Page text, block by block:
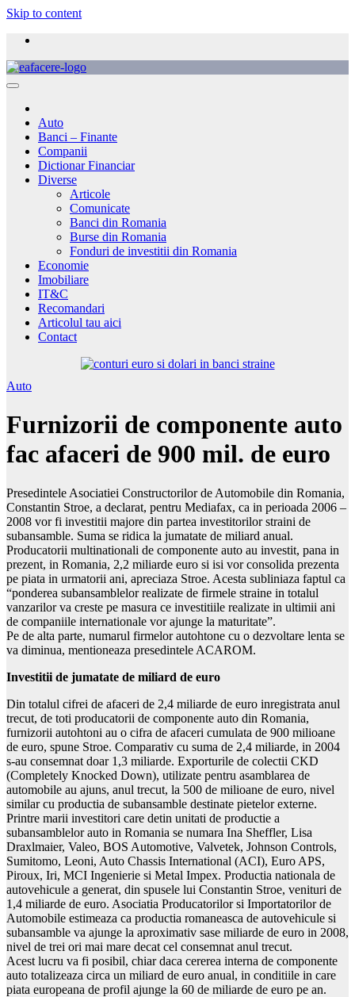
Skip to content
Auto
Banci – Finante
Companii
Dictionar Financiar
Diverse
Articole
Comunicate
Banci din Romania
Burse din Romania
Fonduri de investitii din Romania
Economie
Imobiliare
IT&C
Recomandari
Articolul tau aici
Contact
Auto
Furnizorii de componente auto
fac afaceri de 900 mil. de euro
Presedintele Asociatiei Constructorilor de Automobile din Romania,
Constantin Stroe, a declarat, pentru Mediafax, ca in perioada 2006 –
2008 vor fi investitii majore din partea investitorilor straini de
subansamble. Suma se ridica la jumatate de miliard anual.
Producatorii multinationali de componente auto au investit, pana in
prezent, in Romania, 2,2 miliarde euro si isi vor consolida prezenta
pe piata in urmatorii ani, apreciaza Stroe. Acesta subliniaza faptul ca
“ponderea subansamblelor realizate de firmele straine in totalul
vanzarilor va creste pe masura ce investitiile realizate in ultimii ani
de companiile internationale vor ajunge la maturitate”.
Pe de alta parte, numarul firmelor autohtone cu o dezvoltare lenta se
va diminua, mentioneaza presedintele ACAROM.
Investitii de jumatate de miliard de euro
Din totalul cifrei de afaceri de 2,4 miliarde de euro inregistrata anul
trecut, de toti producatorii de componente auto din Romania,
furnizorii autohtoni au o cifra de afaceri cumulata de 900 milioane
de euro, spune Stroe. Comparativ cu suma de 2,4 miliarde, in 2004
s-au consemnat doar 1,3 miliarde. Exporturile de colectii CKD
(Completely Knocked Down), utilizate pentru asamblarea de
automobile au ajuns, anul trecut, la 500 de milioane de euro, nivel
similar cu productia de subansamble destinate pietelor externe.
Printre marii investitori care detin unitati de productie a
subansamblelor auto in Romania se numara Ina Sheffler, Lisa
Draxlmaier, Valeo, BOS Automotive, Valvetek, Johnson Controls,
Sumitomo, Leoni, Auto Chassis International (ACI), Euro APS,
Piroux, Iri, MCI Ingenierie si Metal Impex. Productia nationala de
autovehicule a generat, din spusele lui Constantin Stroe, venituri de
1,4 miliarde de euro. Asociatia Producatorilor si Importatorilor de
Automobile estimeaza ca productia romaneasca de autovehicule si
subansamble va ajunge la aproximativ sase miliarde de euro in 2008,
nivel de trei ori mai mare decat cel consemnat anul trecut.
Acest lucru va fi posibil, chiar daca cererea interna de componente
auto totalizeaza circa un miliard de euro anual, in conditiile in care
piata europeana de profil ajunge la 60 de miliarde de euro pe an.